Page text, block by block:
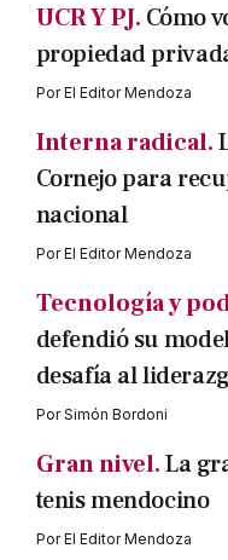
UCR Y PJ. Cómo
propiedad
PorEl Editor Mendoza
Interna radical.
Cornejo para
nacional
PorEl Editor Mendoza
Tecnología y
defendió su
desafía al
PorSimón Bordoni
Gran nivel.La
tenis mendocino
PorEl Editor Mendoza